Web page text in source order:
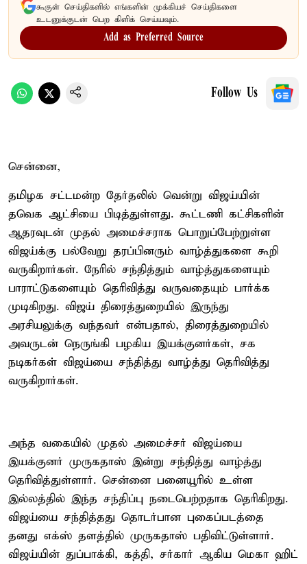
கூகுள் செய்திகளில் எங்களின் முக்கியச் செய்திகளை
உடனுக்குடன் பெற கிளிக் செய்யவும்.
Add as Preferred Source
Follow Us
சென்னை,
தமிழக சட்டமன்ற தேர்தலில் வென்று விஜய்யின்
தவெக ஆட்சியை பிடித்துள்ளது. கூட்டணி கட்சிகளின்
ஆதரவுடன் முதல் அமைச்சராக பொறுப்பேற்றுள்ள
விஜய்க்கு பல்வேறு தரப்பினரும் வாழ்த்துகளை கூறி
வருகிறார்கள். நேரில் சந்தித்தும் வாழ்த்துகளையும்
பாராட்டுகளையும் தெரிவித்து வருவதையும் பார்க்க
முடிகிறது. விஜய் திரைத்துறையில் இருந்து
அரசியலுக்கு வந்தவர் என்பதால், திரைத்துறையில்
அவருடன் நெருங்கி பழகிய இயக்குனர்கள், சக
நடிகர்கள் விஜய்யை சந்தித்து வாழ்த்து தெரிவித்து
வருகிறார்கள்.
அந்த வகையில் முதல் அமைச்சர் விஜய்யை
இயக்குனர் முருகதாஸ் இன்று சந்தித்து வாழ்த்து
தெரிவித்துள்ளார். சென்னை பனையூரில் உள்ள
இல்லத்தில் இந்த சந்திப்பு நடைபெற்றதாக தெரிகிறது.
விஜய்யை சந்தித்தது தொடர்பான புகைப்படத்தை
தனது எக்ஸ் தளத்தில் முருகதாஸ் பதிவிட்டுள்ளார்.
விஜய்யின் துப்பாக்கி, கத்தி, சர்கார் ஆகிய மெகா ஹிட்